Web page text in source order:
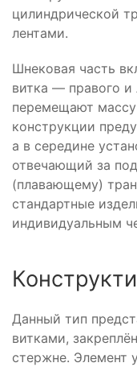
цилиндрической
лентами.
Шнековая часть
витка — правого и
перемещают
конструкции
а в середине
отвечающий за
(плавающему)
стандартные
индивидуальным
Данный тип
витками,
стержне. Элемент